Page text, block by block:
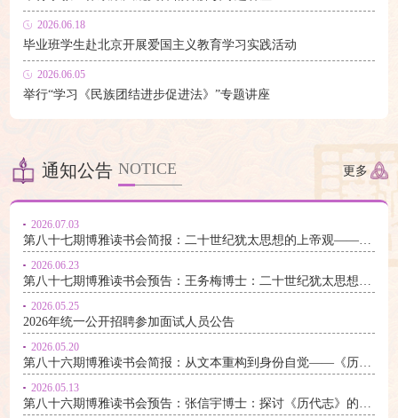
2026.06.18
毕业班学生赴北京开展爱国主义教育学习实践活动
2026.06.05
举行“学习《民族团结进步促进法》”专题讲座
通知公告 NOTICE 更多
2026.07.03
2026.06.23
2026.05.25
2026年统一公开招聘参加面试人员公告
2026.05.20
2026.05.13